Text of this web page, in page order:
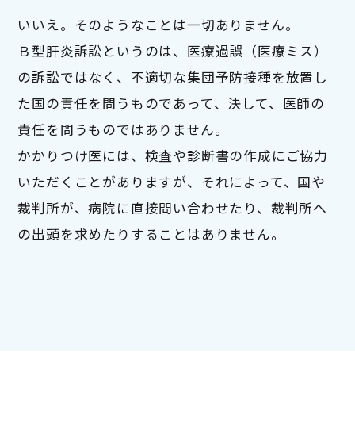
いいえ。そのようなことは一切ありません。
Ｂ型肝炎訴訟というのは、医療過誤（医療ミス）
の訴訟ではなく、不適切な集団予防接種を放置し
た国の責任を問うものであって、決して、医師の
責任を問うものではありません。
かかりつけ医には、検査や診断書の作成にご協力
いただくことがありますが、それによって、国や
裁判所が、病院に直接問い合わせたり、裁判所へ
の出頭を求めたりすることはありません。